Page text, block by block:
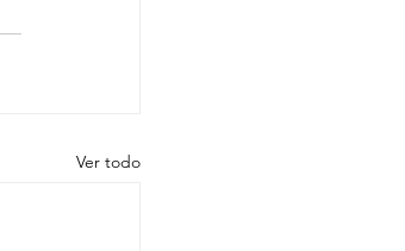
Ver todo